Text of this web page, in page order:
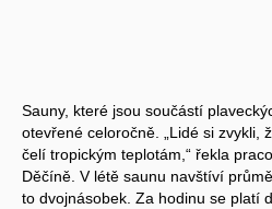
Sauny, které jsou součástí
otevřené celoročně. „Lidé si zvykli,
čelí tropickým teplotám,“ řekla
Děčíně. V létě saunu navštíví
to dvojnásobek. Za hodinu se platí